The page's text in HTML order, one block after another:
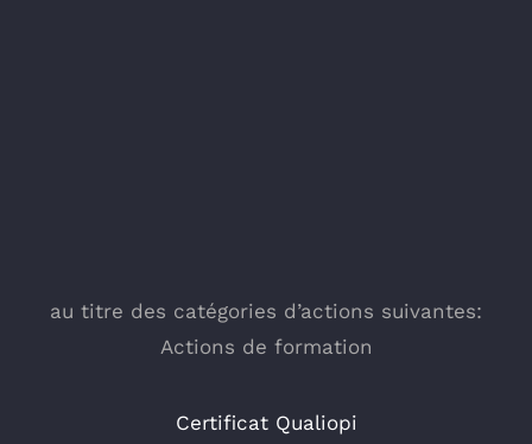
au titre des catégories d’actions suivantes:
Actions de formation
Certificat Qualiopi